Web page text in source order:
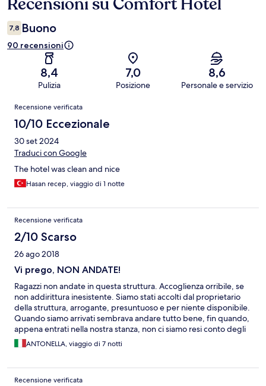
7,8 Buono
90 recensioni
8,4
Pulizia
7,0
Posizione
8,6
Personale e servizio
Recensioni
Recensione verificata
10/10 Eccezionale
30 set 2024
Traduci con Google
The hotel was clean and nice
Hasan recep, viaggio di 1 notte
Recensione verificata
2/10 Scarso
26 ago 2018
Vi prego, NON ANDATE!
Ragazzi non andate in questa struttura. Accoglienza orribile, se
non addirittura inesistente. Siamo stati accolti dal proprietario
della struttura, arrogante, presuntuoso e per niente disponibile.
Quando siamo arrivati sembrava andare tutto bene, fin quando,
appena entrati nella nostra stanza, non ci siamo resi conto degli
SCARAFAGGI che ci giravano intorno, in 20 mq. Abbiamo
comunicato subito il nostro disagio al proprietario che già era a
inimmaginabile. Ci siamo fatti spostare in una stanza al piano di
sopra, e ci sono stati chiesti altri soldi, nonostante il problema
ANTONELLA, viaggio di 7 notti
Recensione verificata